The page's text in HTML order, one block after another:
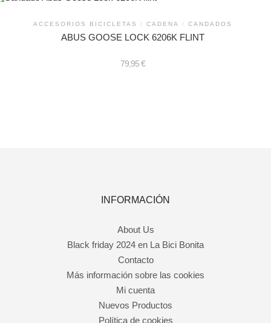
ACCESORIOS BICICLETAS / CADENA / CANDADOS
ABUS GOOSE LOCK 6206K FLINT
79,95€
INFORMACIÓN
About Us
Black friday 2024 en La Bici Bonita
Contacto
Más información sobre las cookies
Mi cuenta
Nuevos Productos
Política de cookies